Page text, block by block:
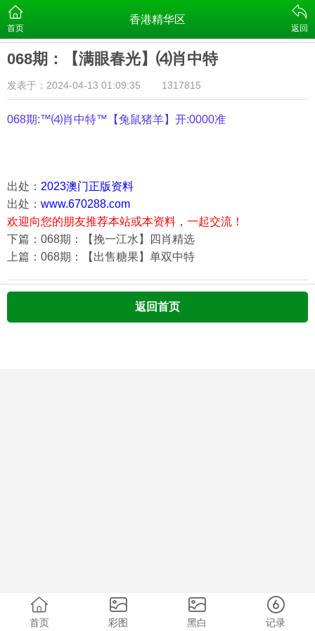
首页
香港精华区
返回
068期：【满眼春光】⑷肖中特
发表于：2024-04-13 01:09:35 1317815
068期:™⑷肖中特™【兔鼠猪羊】开:0000准
出处： 2023澳门正版资料
出处： www.670288.com
欢迎向您的朋友推荐本站或本资料，一起交流！
下篇：068期：【挽一江水】四肖精选
上篇：068期：【出售糖果】单双中特
返回首页
首页 彩图 黑白 记录